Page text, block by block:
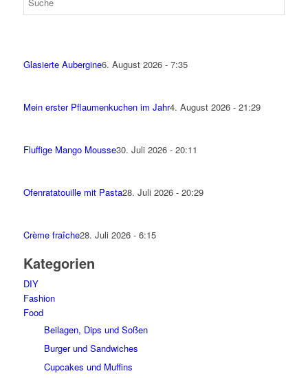
Glasierte Aubergine6. August 2026 - 7:35
Mein erster Pflaumenkuchen im Jahr4. August 2026 - 21:29
Fluffige Mango Mousse30. Juli 2026 - 20:11
Ofenratatouille mit Pasta28. Juli 2026 - 20:29
Crème fraîche28. Juli 2026 - 6:15
Kategorien
DIY
Fashion
Food
Beilagen, Dips und Soßen
Burger und Sandwiches
Cupcakes und Muffins